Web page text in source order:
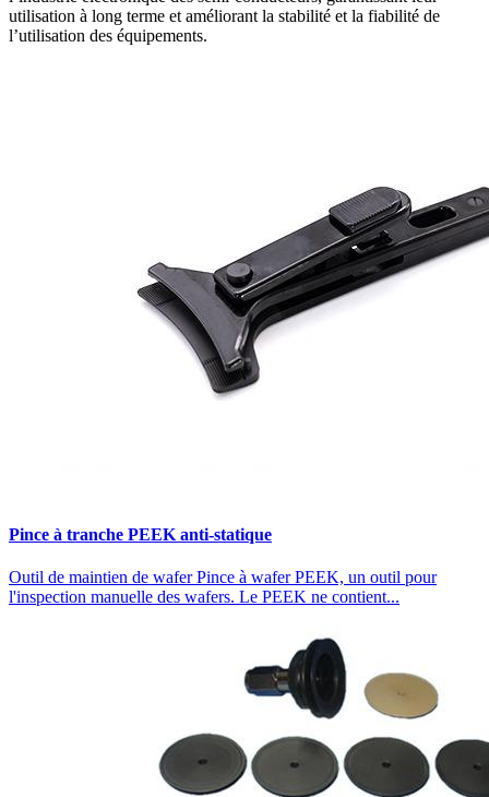
utilisation à long terme et améliorant la stabilité et la fiabilité de
l’utilisation des équipements.
Pince à tranche PEEK anti-statique
Outil de maintien de wafer Pince à wafer PEEK, un outil pour
l'inspection manuelle des wafers. Le PEEK ne contient...